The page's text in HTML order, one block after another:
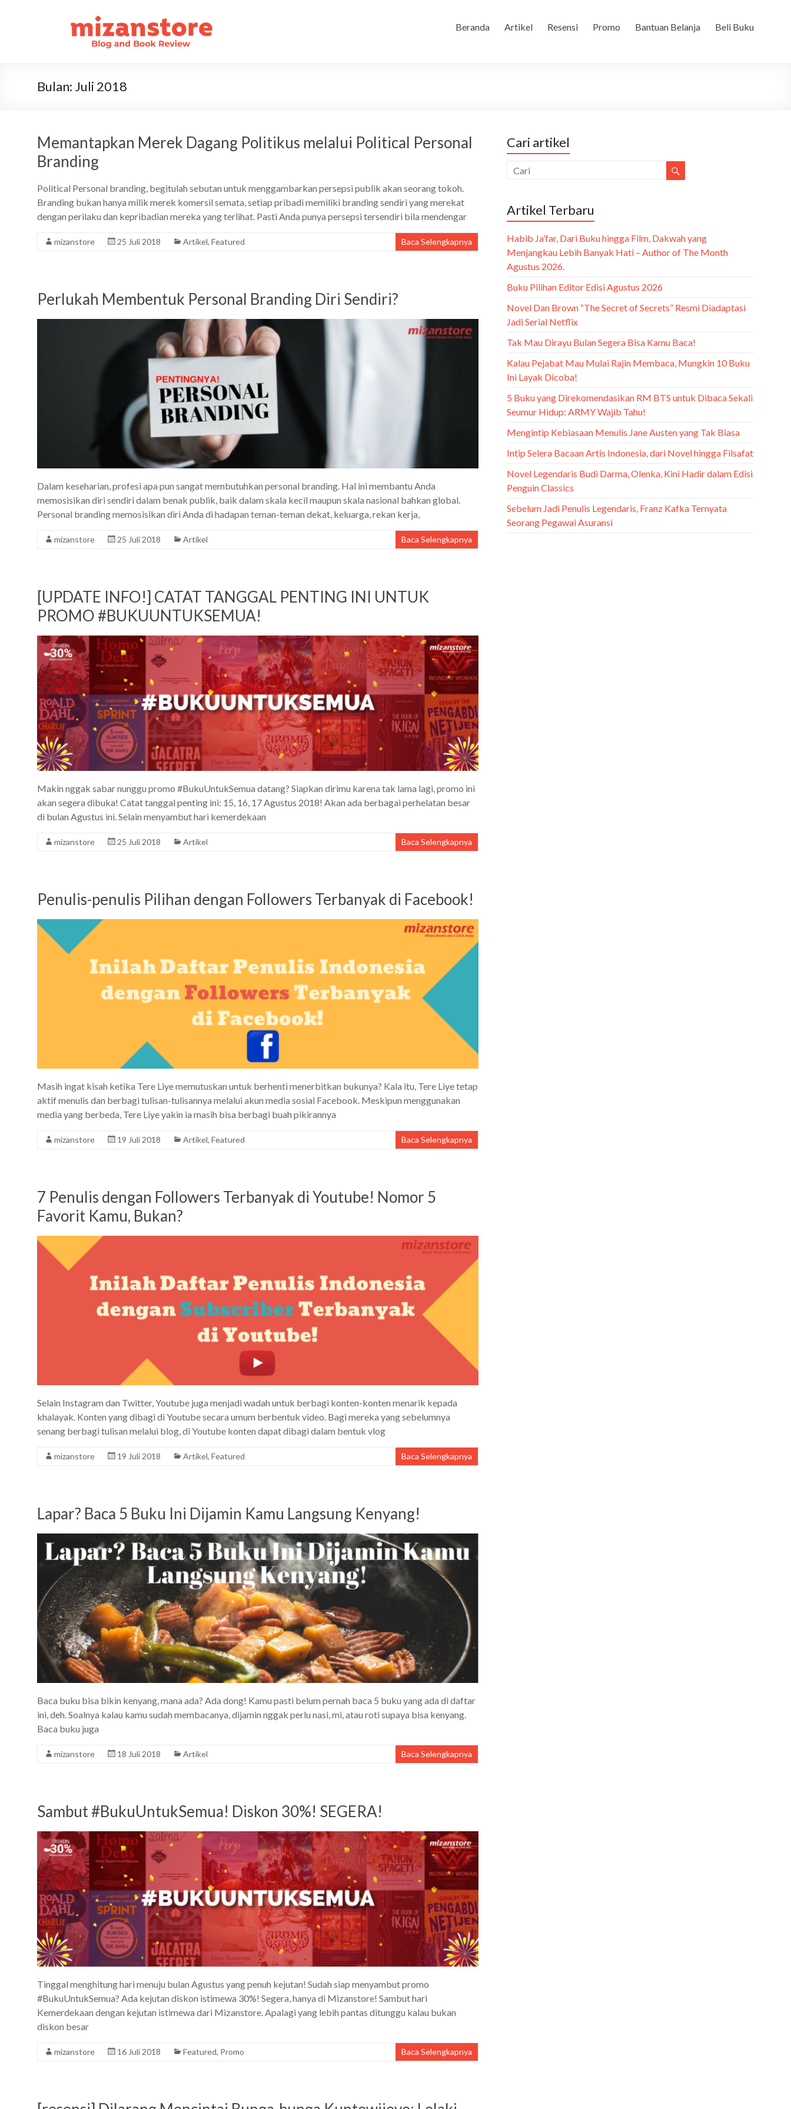
Beranda Artikel Resensi Promo Bantuan Belanja Beli Buku
Bulan: Juli 2018
Memantapkan Merek Dagang Politikus melalui Political Personal
Branding
Political Personal branding, begitulah sebutan untuk menggambarkan persepsi publik akan seorang tokoh.
Branding bukan hanya milik merek komersil semata, setiap pribadi memiliki branding sendiri yang merekat
dengan perilaku dan kepribadian mereka yang terlihat. Pasti Anda punya persepsi tersendiri bila mendengar
mizanstore 25 Juli 2018 Artikel, Featured Baca Selengkapnya
Perlukah Membentuk Personal Branding Diri Sendiri?
Dalam keseharian, profesi apa pun sangat membutuhkan personal branding. Hal ini membantu Anda
memosisikan diri sendiri dalam benak publik, baik dalam skala kecil maupun skala nasional bahkan global.
Personal branding memosisikan diri Anda di hadapan teman-teman dekat, keluarga, rekan kerja,
mizanstore 25 Juli 2018 Artikel Baca Selengkapnya
[UPDATE INFO!] CATAT TANGGAL PENTING INI UNTUK
PROMO #BUKUUNTUKSEMUA!
Makin nggak sabar nunggu promo #BukuUntukSemua datang? Siapkan dirimu karena tak lama lagi, promo ini
akan segera dibuka! Catat tanggal penting ini: 15, 16, 17 Agustus 2018! Akan ada berbagai perhelatan besar
di bulan Agustus ini. Selain menyambut hari kemerdekaan
mizanstore 25 Juli 2018 Artikel Baca Selengkapnya
Penulis-penulis Pilihan dengan Followers Terbanyak di Facebook!
Masih ingat kisah ketika Tere Liye memutuskan untuk berhenti menerbitkan bukunya? Kala itu, Tere Liye tetap
aktif menulis dan berbagi tulisan-tulisannya melalui akun media sosial Facebook. Meskipun menggunakan
media yang berbeda, Tere Liye yakin ia masih bisa berbagi buah pikirannya
mizanstore 19 Juli 2018 Artikel, Featured Baca Selengkapnya
7 Penulis dengan Followers Terbanyak di Youtube! Nomor 5
Favorit Kamu, Bukan?
Selain Instagram dan Twitter, Youtube juga menjadi wadah untuk berbagi konten-konten menarik kepada
khalayak. Konten yang dibagi di Youtube secara umum berbentuk video. Bagi mereka yang sebelumnya
senang berbagi tulisan melalui blog, di Youtube konten dapat dibagi dalam bentuk vlog
mizanstore 19 Juli 2018 Artikel, Featured Baca Selengkapnya
Lapar? Baca 5 Buku Ini Dijamin Kamu Langsung Kenyang!
Baca buku bisa bikin kenyang, mana ada? Ada dong! Kamu pasti belum pernah baca 5 buku yang ada di daftar
ini, deh. Soalnya kalau kamu sudah membacanya, dijamin nggak perlu nasi, mi, atau roti supaya bisa kenyang.
Baca buku juga
mizanstore 18 Juli 2018 Artikel Baca Selengkapnya
Sambut #BukuUntukSemua! Diskon 30%! SEGERA!
Tinggal menghitung hari menuju bulan Agustus yang penuh kejutan! Sudah siap menyambut promo
#BukuUntukSemua? Ada kejutan diskon istimewa 30%! Segera, hanya di Mizanstore! Sambut hari
Kemerdekaan dengan kejutan istimewa dari Mizanstore. Apalagi yang lebih pantas ditunggu kalau bukan
diskon besar
mizanstore 16 Juli 2018 Featured, Promo Baca Selengkapnya
Cari artikel
Artikel Terbaru
Habib Ja’far, Dari Buku hingga Film, Dakwah yang
Menjangkau Lebih Banyak Hati – Author of The Month
Agustus 2026.
Buku Pilihan Editor Edisi Agustus 2026
Novel Dan Brown “The Secret of Secrets” Resmi Diadaptasi
Jadi Serial Netflix
Tak Mau Dirayu Bulan Segera Bisa Kamu Baca!
Kalau Pejabat Mau Mulai Rajin Membaca, Mungkin 10 Buku
Ini Layak Dicoba!
5 Buku yang Direkomendasikan RM BTS untuk Dibaca Sekali
Seumur Hidup: ARMY Wajib Tahu!
Mengintip Kebiasaan Menulis Jane Austen yang Tak Biasa
Intip Selera Bacaan Artis Indonesia, dari Novel hingga Filsafat
Novel Legendaris Budi Darma, Olenka, Kini Hadir dalam Edisi
Penguin Classics
Sebelum Jadi Penulis Legendaris, Franz Kafka Ternyata
Seorang Pegawai Asuransi